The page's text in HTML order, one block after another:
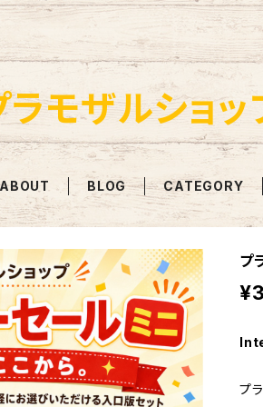
ラモザルショ
BLOG CATEGORY
プ
プ